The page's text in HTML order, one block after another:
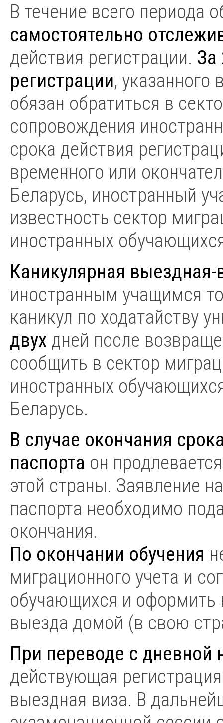
В течение всего периода
самостоятельно
действия регистрации. За
регистрации, указанного
обязан обратиться в
сопровождения
срока действия
временного или
Беларусь, иностранный
известность сектор
иностранных
Каникулярная выездная-
иностранным учащимся
каникул по ходатайству
двух дней после
сообщить в сектор
иностранных
Беларусь.
В случае окончания
паспорта он
этой страны. Заявление
паспорта необходимо
окончания.
По окончании обучения
миграционного учета и
обучающихся и
выезда домой (в свою
При переводе с дневной
действующая
выездная виза. В